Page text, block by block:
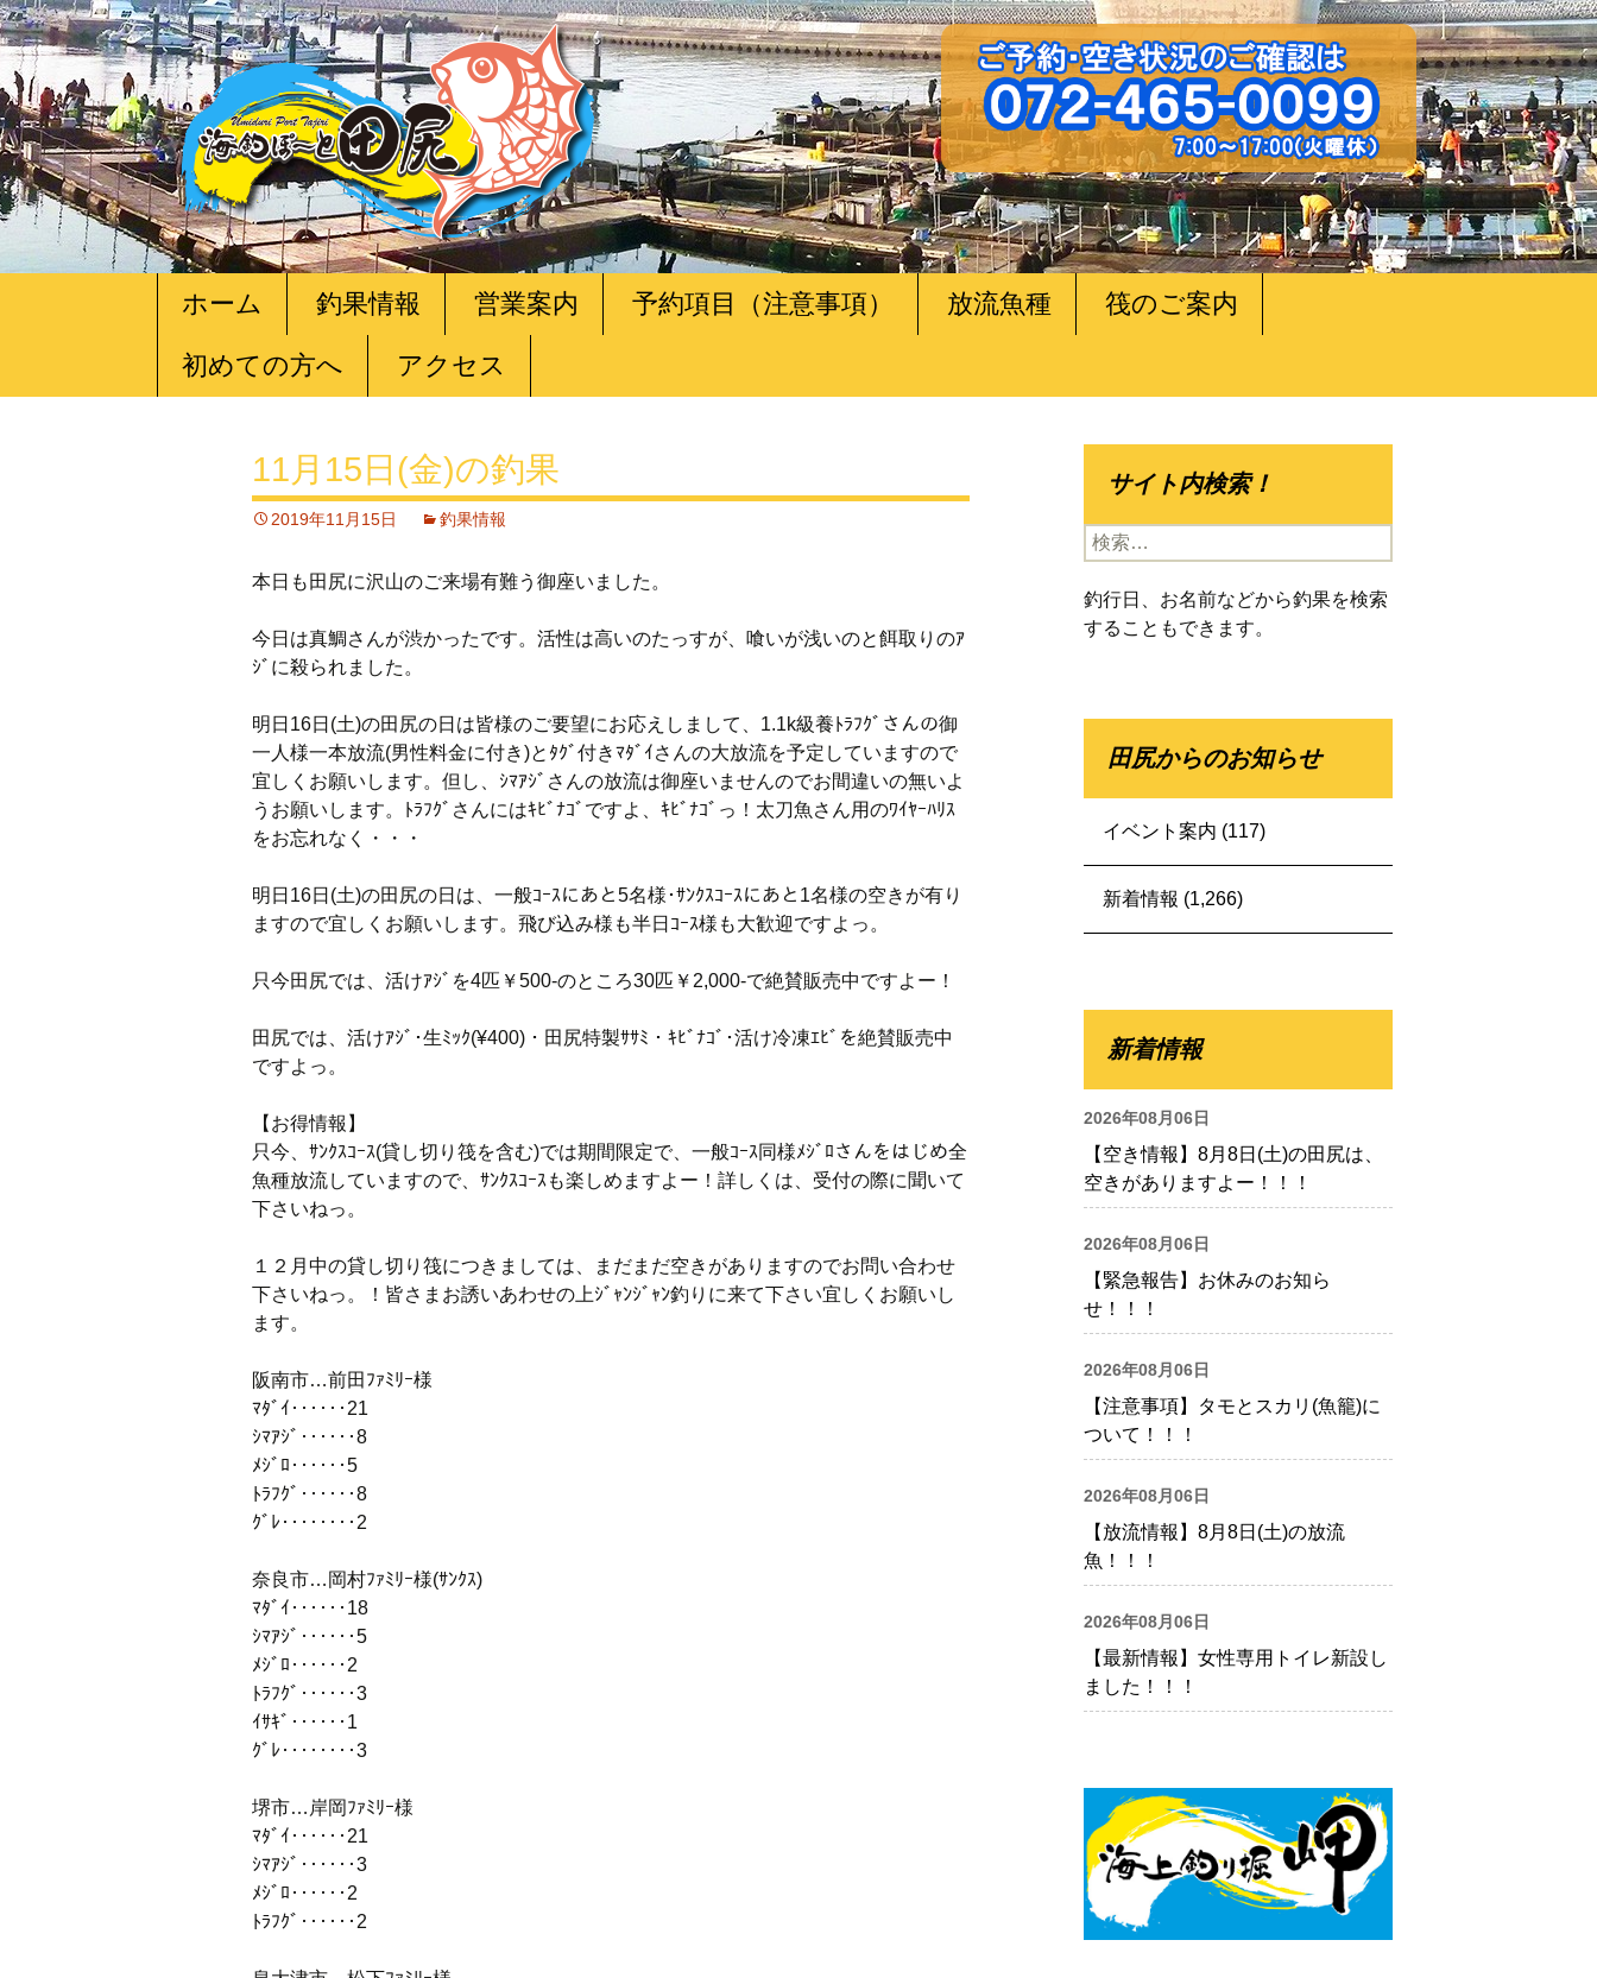
ツ
ホーム 釣果情報 営業案内 予約項目（注意事項） 放流魚種 筏のご案内
初めての方へ アクセス
11月15日(金)の釣果
2019年11月15日 釣果情報
本日も田尻に沢山のご来場有難う御座いました。
今日は真鯛さんが渋かったです。活性は高いのたっすが、喰いが浅いのと餌取りのｱ
ｼﾞに殺られました。
明日16日(土)の田尻の日は皆様のご要望にお応えしまして、1.1k級養ﾄﾗﾌｸﾞさんの御
一人様一本放流(男性料金に付き)とﾀｸﾞ付きﾏﾀﾞｲさんの大放流を予定していますので
宜しくお願いします。但し、ｼﾏｱｼﾞさんの放流は御座いませんのでお間違いの無いよ
うお願いします。ﾄﾗﾌｸﾞさんにはｷﾋﾞﾅｺﾞですよ、ｷﾋﾞﾅｺﾞっ！太刀魚さん用のﾜｲﾔｰﾊﾘｽ
をお忘れなく・・・
明日16日(土)の田尻の日は、一般ｺｰｽにあと5名様･ｻﾝｸｽｺｰｽにあと1名様の空きが有り
ますので宜しくお願いします。飛び込み様も半日ｺｰｽ様も大歓迎ですよっ。
只今田尻では、活けｱｼﾞを4匹￥500-のところ30匹￥2,000-で絶賛販売中ですよー！
田尻では、活けｱｼﾞ･生ﾐｯｸ(¥400)・田尻特製ｻｻﾐ・ｷﾋﾞﾅｺﾞ･活け冷凍ｴﾋﾞを絶賛販売中
ですよっ。
【お得情報】
只今、ｻﾝｸｽｺｰｽ(貸し切り筏を含む)では期間限定で、一般ｺｰｽ同様ﾒｼﾞﾛさんをはじめ全
魚種放流していますので、ｻﾝｸｽｺｰｽも楽しめますよー！詳しくは、受付の際に聞いて
下さいねっ。
１２月中の貸し切り筏につきましては、まだまだ空きがありますのでお問い合わせ
下さいねっ。！皆さまお誘いあわせの上ｼﾞｬﾝｼﾞｬﾝ釣りに来て下さい宜しくお願いし
ます。
阪南市…前田ﾌｧﾐﾘｰ様
ﾏﾀﾞｲ‥‥‥21
ｼﾏｱｼﾞ‥‥‥8
ﾒｼﾞﾛ‥‥‥5
ﾄﾗﾌｸﾞ‥‥‥8
ｸﾞﾚ‥‥‥‥2
奈良市…岡村ﾌｧﾐﾘｰ様(ｻﾝｸｽ)
ﾏﾀﾞｲ‥‥‥18
ｼﾏｱｼﾞ‥‥‥5
ﾒｼﾞﾛ‥‥‥2
ﾄﾗﾌｸﾞ‥‥‥3
ｲｻｷﾞ‥‥‥1
ｸﾞﾚ‥‥‥‥3
堺市…岸岡ﾌｧﾐﾘｰ様
ﾏﾀﾞｲ‥‥‥21
ｼﾏｱｼﾞ‥‥‥3
ﾒｼﾞﾛ‥‥‥2
ﾄﾗﾌｸﾞ‥‥‥2
サイト内検索！
検
索:
釣行日、お名前などから釣果を検索
することもできます。
田尻からのお知らせ
イベント案内 (117)
新着情報 (1,266)
新着情報
2026年08月06日
【空き情報】8月8日(土)の田尻は、
空きがありますよー！！！
2026年08月06日
【緊急報告】お休みのお知ら
せ！！！
2026年08月06日
【注意事項】タモとスカリ(魚籠)に
ついて！！！
2026年08月06日
【放流情報】8月8日(土)の放流
魚！！！
2026年08月06日
【最新情報】女性専用トイレ新設し
ました！！！